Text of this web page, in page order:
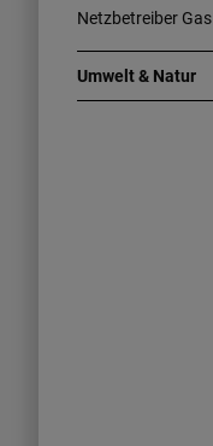
Netzbetreiber Gas
Umwelt & Natur